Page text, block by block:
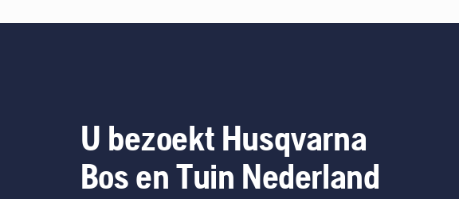
U bezoekt Husqvarna
Bos en Tuin Nederland